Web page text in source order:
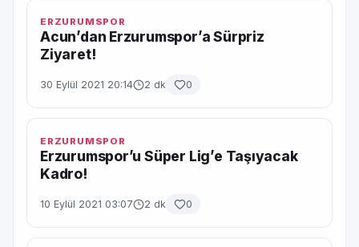
ERZURUMSPOR
Acun’dan Erzurumspor’a Sürpriz
Ziyaret!
30 Eylül 2021 20:14 2 dk 0
ERZURUMSPOR
Erzurumspor’u Süper Lig’e Taşıyacak
Kadro!
10 Eylül 2021 03:07 2 dk 0